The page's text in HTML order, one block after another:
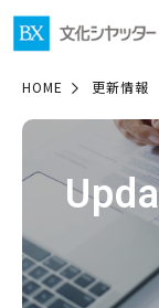
HOME 更新情報